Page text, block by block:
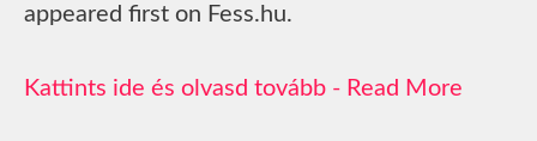
appeared first on Fess.hu.
Read More